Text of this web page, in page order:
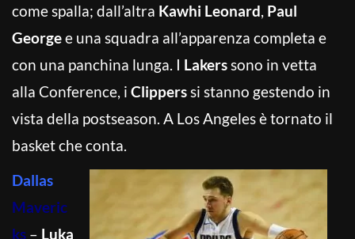
come spalla; dall’altra Kawhi Leonard, Paul
Georgee una squadra all’apparenza completa e
con una panchina lunga. I Lakerssono in vetta
alla Conference, i Clipperssi stanno gestendo in
vista della postseason. A Los Angeles è tornato il
basket che conta.
Dallas
Maveric
ks – Luka